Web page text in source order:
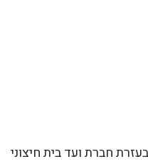
חברת ועד בית חיצוני